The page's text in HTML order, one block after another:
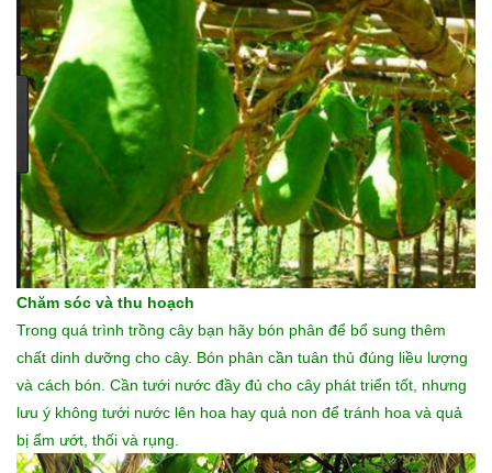
Chăm sóc và thu hoạch
Trong quá trình trồng cây bạn hãy bón phân để bổ sung thêm
chất dinh dưỡng cho cây. Bón phân cần tuân thủ đúng liều lượng
và cách bón. Cần tưới nước đầy đủ cho cây phát triển tốt, nhưng
lưu ý không tưới nước lên hoa hay quả non để tránh hoa và quả
bị ẩm ướt, thối và rụng.